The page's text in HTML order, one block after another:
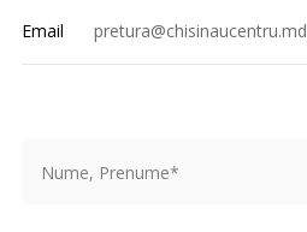
Email
pretura@chisinaucentru.md